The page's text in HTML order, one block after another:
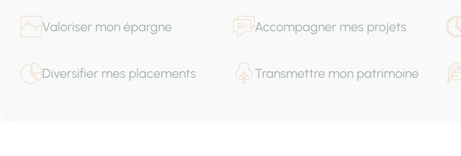
Valoriser mon épargne
Diversifier mes placements
Accompagner mes projets
Transmettre mon patrimoine